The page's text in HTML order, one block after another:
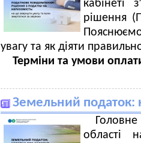
кабінеті
рішення
увагу та як діяти
Терміни та умови
Земельний податок:
області